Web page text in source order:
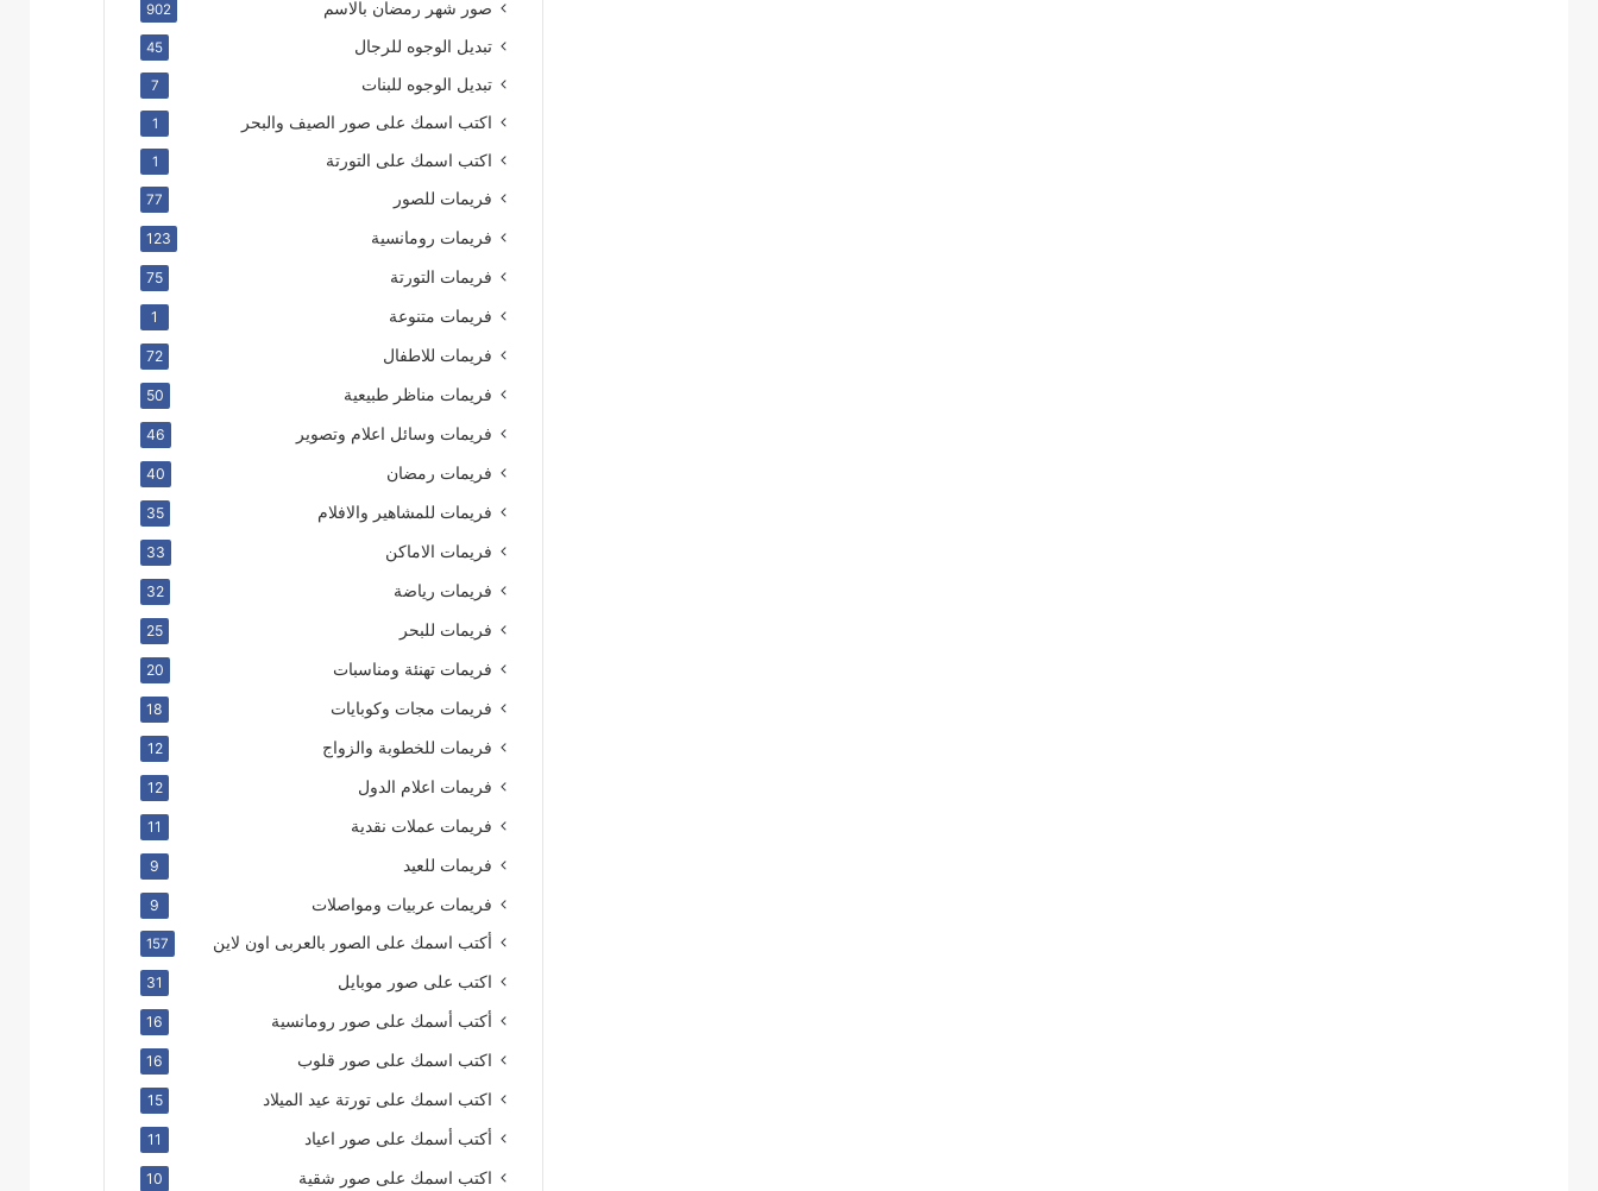
صور شهر رمضان بالاسم 902
تبديل الوجوه للرجال 45
تبديل الوجوه للبنات 7
اكتب اسمك على صور الصيف والبحر 1
اكتب اسمك على التورتة 1
فريمات للصور 77
فريمات رومانسية 123
فريمات التورتة 75
فريمات متنوعة 1
فريمات للاطفال 72
فريمات مناظر طبيعية 50
فريمات وسائل اعلام وتصوير 46
فريمات رمضان 40
فريمات للمشاهير والافلام 35
فريمات الاماكن 33
فريمات رياضة 32
فريمات للبحر 25
فريمات تهنئة ومناسبات 20
فريمات مجات وكوبايات 18
فريمات للخطوبة والزواج 12
فريمات اعلام الدول 12
فريمات عملات نقدية 11
فريمات للعيد 9
فريمات عربيات ومواصلات 9
أكتب اسمك على الصور بالعربى اون لاين 157
اكتب على صور موبايل 31
أكتب أسمك على صور رومانسية 16
اكتب اسمك على صور قلوب 16
اكتب اسمك على تورتة عيد الميلاد 15
أكتب أسمك على صور اعياد 11
اكتب اسمك على صور شقية 10